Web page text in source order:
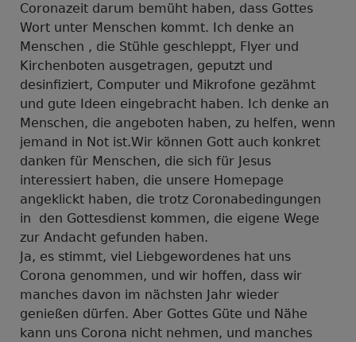
Coronazeit darum bemüht haben, dass Gottes
Wort unter Menschen kommt. Ich denke an
Menschen , die Stühle geschleppt, Flyer und
Kirchenboten ausgetragen, geputzt und
desinfiziert, Computer und Mikrofone gezähmt
und gute Ideen eingebracht haben. Ich denke an
Menschen, die angeboten haben, zu helfen, wenn
jemand in Not ist.Wir können Gott auch konkret
danken für Menschen, die sich für Jesus
interessiert haben, die unsere Homepage
angeklickt haben, die trotz Coronabedingungen
in den Gottesdienst kommen, die eigene Wege
zur Andacht gefunden haben.
Ja, es stimmt, viel Liebgewordenes hat uns
Corona genommen, und wir hoffen, dass wir
manches davon im nächsten Jahr wieder
genießen dürfen. Aber Gottes Güte und Nähe
kann uns Corona nicht nehmen, und manches